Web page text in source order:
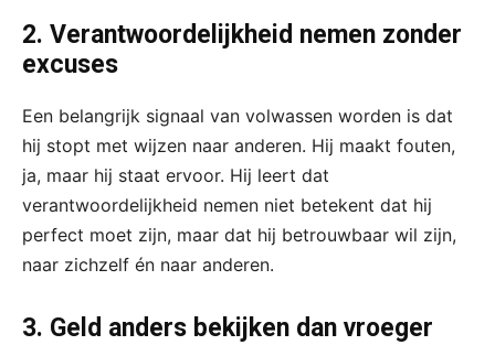
2. Verantwoordelijkheid nemen zonder
excuses
Een belangrijk signaal van volwassen worden is dat
hij stopt met wijzen naar anderen. Hij maakt fouten,
ja, maar hij staat ervoor. Hij leert dat
verantwoordelijkheid nemen niet betekent dat hij
perfect moet zijn, maar dat hij betrouwbaar wil zijn,
naar zichzelf én naar anderen.
3. Geld anders bekijken dan vroeger